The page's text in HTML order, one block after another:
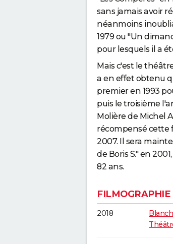
sans jamais avoir
néanmoins
1979 ou "Un
pour lesquels il a
Mais c'est le
a en effet obtenu
premier en 1993
puis le troisième
Molière de Michel
récompensé cette
2007. Il sera
de Boris S." en
82 ans.
2018